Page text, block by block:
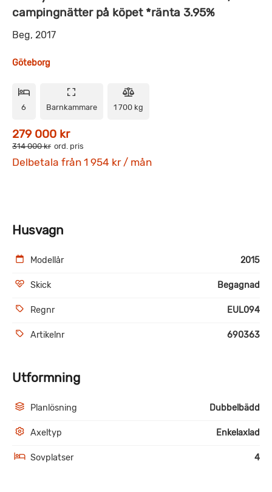
campingnätter på köpet *ränta 3.95%
Beg, 2017
Göteborg
6 Barnkammare 1 700 kg
279 000 kr
314 000 kr ord. pris
Delbetala från 1 954 kr / mån
Husvagn
Modellår 2015
Skick Begagnad
Regnr EUL094
Artikelnr 690363
Utformning
Planlösning Dubbelbädd
Axeltyp Enkelaxlad
Sovplatser 4